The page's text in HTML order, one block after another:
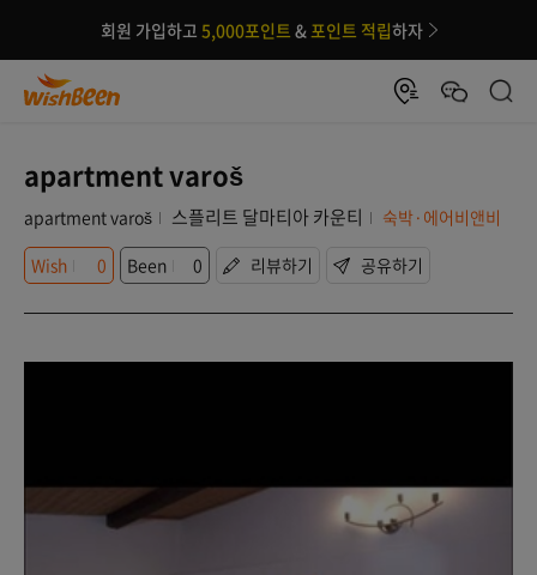
회원 가입하고 5,000포인트 &포인트 적립하자
apartment varoš
apartment varoš 스플리트 달마티아 카운티
숙박·에어비앤비
Wish
0 Been 0 리뷰하기 공유하기